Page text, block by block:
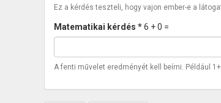
Ez a kérdés teszteli, hogy vajon ember-e a
Matematikai kérdés *6 + 0 =
A fenti művelet eredményét kell beírni. Például